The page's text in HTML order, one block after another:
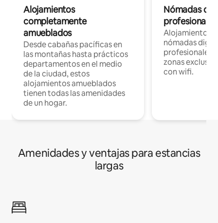
Alojamientos
completamente
amueblados
Desde cabañas pacíficas en
las montañas hasta prácticos
departamentos en el medio
de la ciudad, estos
alojamientos amueblados
tienen todas las amenidades
de un hogar.
Nómadas
Alojamientos
nómadas
profesionales
zonas
con wifi.
Amenidades y ventajas para estancias
largas